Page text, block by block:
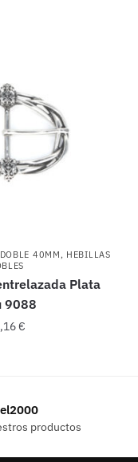
40MM , HEBILLAS
Plata
9088
€
productos